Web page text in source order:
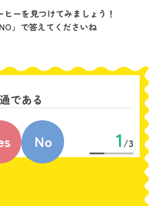
ーを見つけてみましょう！
」で答えてくださいね
である
No 1/3